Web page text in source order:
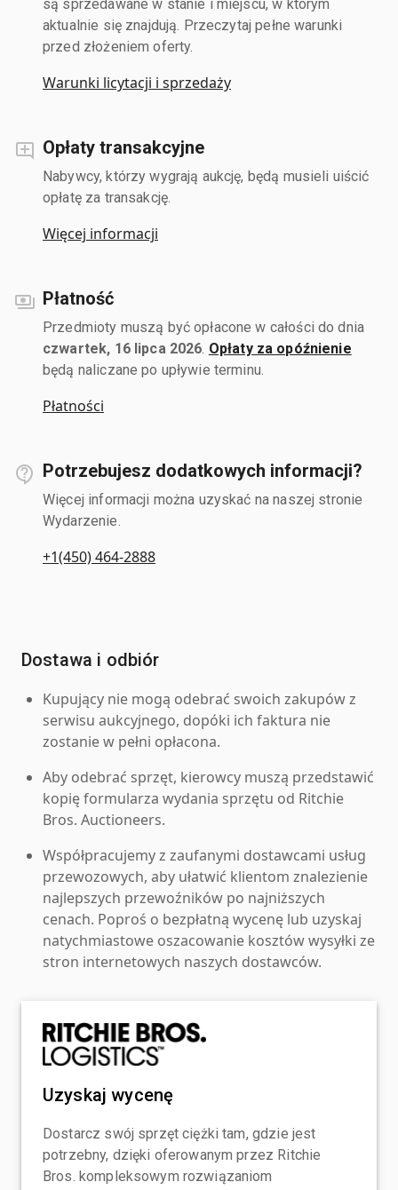
są sprzedawane w stanie i miejscu, w którym
aktualnie się znajdują. Przeczytaj pełne warunki
przed złożeniem oferty.
Warunki licytacji i sprzedaży
Opłaty transakcyjne
Nabywcy, którzy wygrają aukcję, będą musieli uiścić
opłatę za transakcję.
Więcej informacji
Płatność
Przedmioty muszą być opłacone w całości do dnia
czwartek, 16 lipca 2026 Opłaty za opóźnienie
będą naliczane po upływie terminu.
Płatności
Potrzebujesz dodatkowych informacji?
Więcej informacji można uzyskać na naszej stronie
Wydarzenie.
+1(450) 464-2888
Dostawa i odbiór
Kupujący nie mogą odebrać swoich zakupów z
serwisu aukcyjnego, dopóki ich faktura nie
zostanie w pełni opłacona.
Aby odebrać sprzęt, kierowcy muszą przedstawić
kopię formularza wydania sprzętu od Ritchie
Bros. Auctioneers.
Współpracujemy z zaufanymi dostawcami usług
przewozowych, aby ułatwić klientom znalezienie
najlepszych przewoźników po najniższych
cenach. Poproś o bezpłatną wycenę lub uzyskaj
natychmiastowe oszacowanie kosztów wysyłki ze
stron internetowych naszych dostawców.
Uzyskaj wycenę
Dostarcz swój sprzęt ciężki tam, gdzie jest
potrzebny, dzięki oferowanym przez Ritchie
Bros. kompleksowym rozwiązaniom